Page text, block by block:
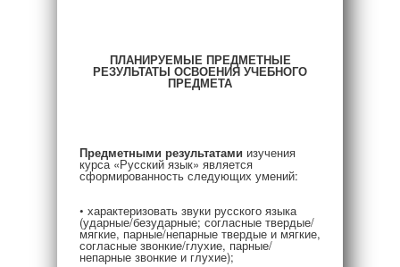
ПЛАНИРУЕМЫЕ ПРЕДМЕТНЫЕ
РЕЗУЛЬТАТЫ ОСВОЕНИЯ УЧЕБНОГО
ПРЕДМЕТА
Предметными результатами изучения
курса «Русский язык» является
сформированность следующих умений:
• характеризовать звуки русского языка
(ударные/безударные; согласные твердые/
мягкие, парные/непарные твердые и мягкие,
согласные звонкие/глухие, парные/
непарные звонкие и глухие);